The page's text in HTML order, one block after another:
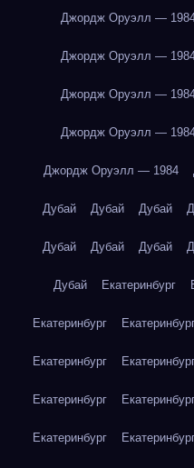
Джордж Оруэлл —
Джордж Оруэлл —
Джордж Оруэлл —
Джордж Оруэлл —
Джордж Оруэлл — 1984
Дубай Дубай Дубай
Дубай Дубай Дубай
Дубай Екатеринбург
Екатеринбург
Екатеринбург
Екатеринбург
Екатеринбург